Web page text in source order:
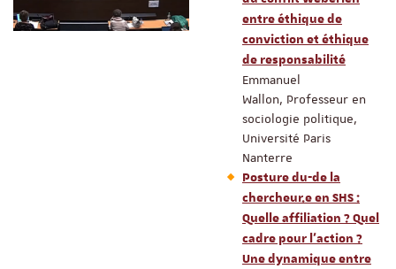
entre éthique de
conviction et éthique
de responsabilité
Emmanuel
Wallon, Professeur en
sociologie politique,
Université Paris
Nanterre
Posture du-de la
chercheur.e en SHS :
Quelle affiliation ? Quel
cadre pour l’action ?
Une dynamique entre